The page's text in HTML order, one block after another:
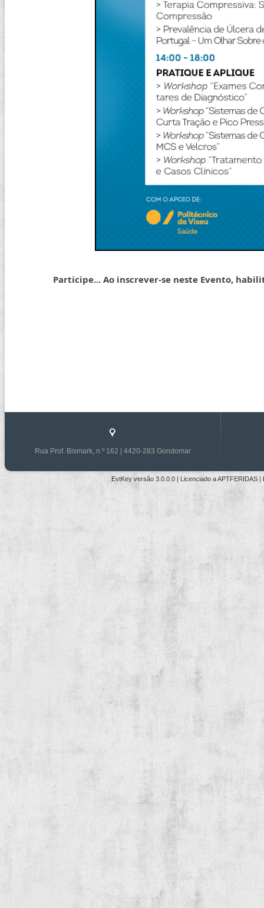
Participe... Ao inscrever-se neste Evento,
Rua Prof. Bismark, n.º 162 | 4420-283 Gondomar
EvtKey versão 3.0.0.0| Licenciado aAPTFERIDAS |